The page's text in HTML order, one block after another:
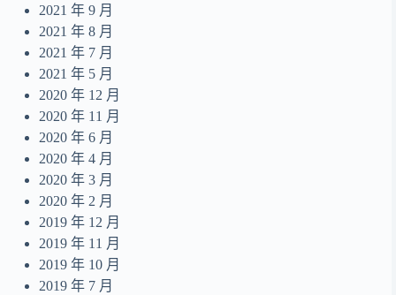
2021 年 9 月
2021 年 8 月
2021 年 7 月
2021 年 5 月
2020 年 12 月
2020 年 11 月
2020 年 6 月
2020 年 4 月
2020 年 3 月
2020 年 2 月
2019 年 12 月
2019 年 11 月
2019 年 10 月
2019 年 7 月